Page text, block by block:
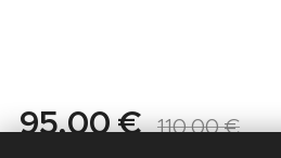
95,00€ 110,00€